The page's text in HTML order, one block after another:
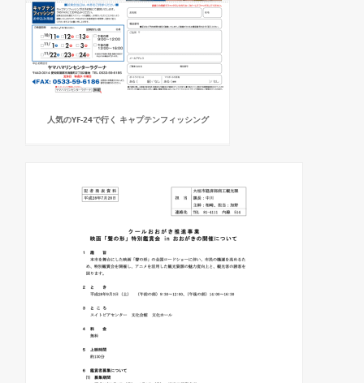
人気のYF-24で行く キャプテンフィッシング